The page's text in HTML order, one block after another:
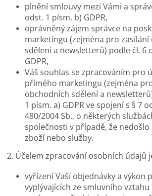
plnění smlouvy mezi Vámi a
odst. 1 písm. b) GDPR,
oprávněný zájem správce na
marketingu (zejména pro
sdělení a newsletterů) podle čl. 6
GDPR,
Váš souhlas se zpracováním pro
přímého marketingu (zejména
obchodních sdělení a
1 písm. a) GDPR ve spojení s § 7
480/2004 Sb., o některých
společnosti v případě, že nedošlo
zboží nebo služby.
2. Účelem zpracování osobních údajů
vyřízení Vaší objednávky a výkon
vyplývajících ze smluvního vztahu